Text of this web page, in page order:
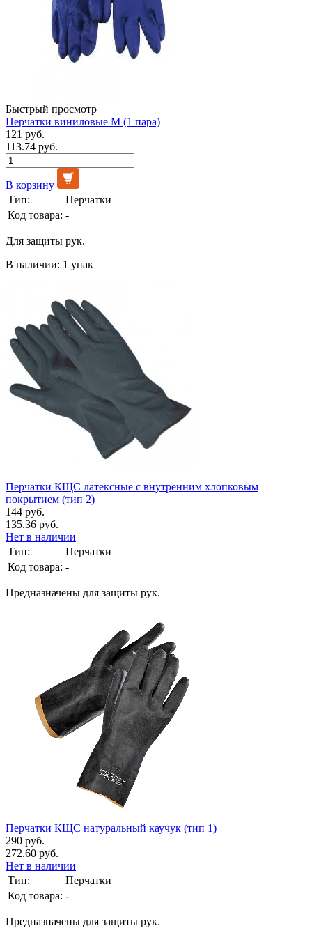
Быстрый просмотр
Перчатки виниловые М (1 пара)
121 руб.
113.74 руб.
В корзину
Тип:
Перчатки
Код товара: -
Для защиты рук.
В наличии: 1 упак
Перчатки КЩС латексные с внутренним хлопковым
покрытием (тип 2)
144 руб.
135.36 руб.
Нет в наличии
Тип:
Перчатки
Код товара: -
Предназначены для защиты рук.
Перчатки КЩС натуральный каучук (тип 1)
290 руб.
272.60 руб.
Нет в наличии
Тип:
Перчатки
Код товара: -
Предназначены для защиты рук.